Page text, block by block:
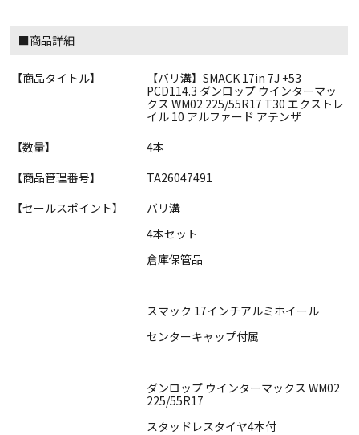
■商品詳細
【商品タイトル】
【バリ溝】SMACK 17in 7J +53
PCD114.3 ダンロップ ウインターマッ
クス WM02 225/55R17 T30 エクストレ
イル 10 アルファード アテンザ
【数量】
4本
【商品管理番号】
TA26047491
【セールスポイント】
バリ溝
4本セット
倉庫保管品
スマック 17インチアルミホイール
センターキャップ付属
ダンロップ ウインターマックス WM02
225/55R17
スタッドレスタイヤ4本付